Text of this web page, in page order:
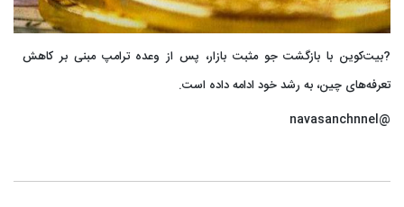
?بیت‌کوین با بازگشت جو مثبت بازار، پس از وعده ترامپ مبنی بر کاهش
تعرفه‌های چین، به رشد خود ادامه داده است.
@navasanchnnel